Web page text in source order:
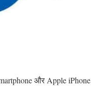
और Apple iPhone